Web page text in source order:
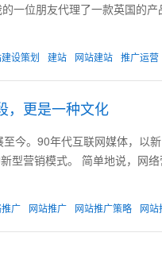
一位朋友代理了一款英国的
设策划 建站 网站建站 推广运营
，更是一种文化
今。90年代互联网媒体，以
型营销模式。 简单地说，网
广 网站推广 网站推广策略 网站